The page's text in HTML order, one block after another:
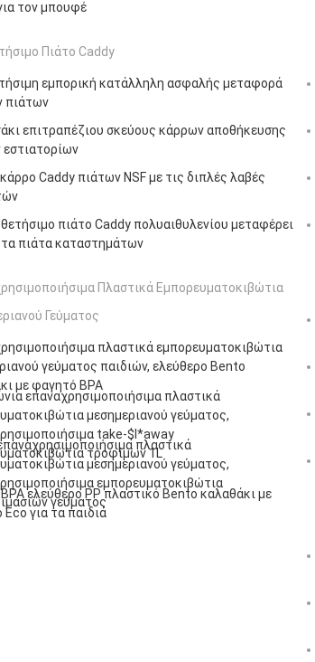
τον μπουφέ
Πιάτο Caddy
εμπορική κατάλληλη ασφαλής μεταφορά
πιάτων
επιτραπέζιου σκεύους κάρρων αποθήκευσης
Caddy πιάτων NSF με τις διπλές λαβές
πιάτο Caddy πολυαιθυλενίου μεταφέρει
τα πιάτα καταστημάτων
Πλαστικά Εμπορευματοκιβώτια
Γεύματος
πλαστικά εμπορευματοκιβώτια
γεύματος παιδιών, ελεύθερο Bento
με φαγητό BPA
επαναχρησιμοποιήσιμα πλαστικά
μεσημεριανού γεύματος,
take-$l*away
τροφίμων 1L
πλαστικά
μεσημεριανού γεύματος,
εμπορευματοκιβώτια
γεύματος
ελεύθερο PP πλαστικό Bento καλαθάκι με
για τα παιδιά